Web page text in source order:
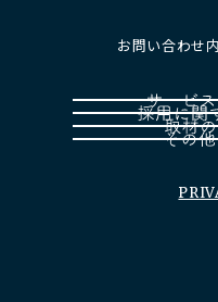
お問い合わせ